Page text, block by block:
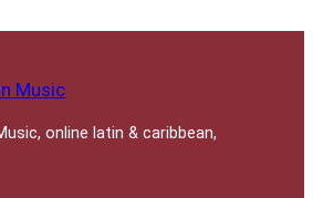
Music
online latin & caribbean,